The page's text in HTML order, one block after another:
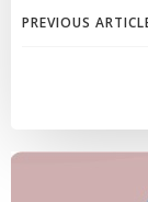
PREVIOUS